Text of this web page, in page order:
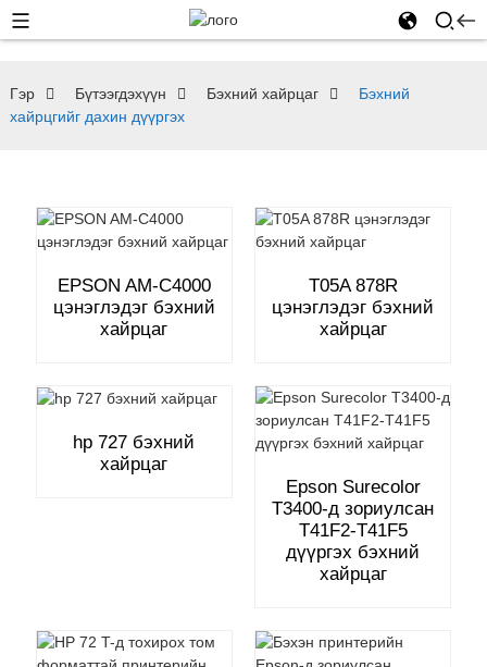
Гэр Бүтээгдэхүүн Бэхний хайрцаг
Бэхний
хайрцгийг дахин дүүргэх
EPSON AM-C4000
цэнэглэдэг бэхний
хайрцаг
T05A 878R
цэнэглэдэг бэхний
хайрцаг
hp 727 бэхний
хайрцаг
Epson Surecolor
T3400-д зориулсан
T41F2-T41F5
дүүргэх бэхний
хайрцаг